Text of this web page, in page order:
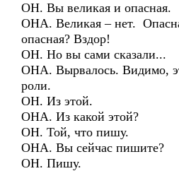
ОН. Вы великая и опасная.
ОНА. Великая – нет.
опасная? Вздор!
ОН. Но вы сами сказали...
ОНА. Вырвалось. Видимо,
роли.
ОН. Из этой.
ОНА. Из какой этой?
ОН. Той, что пишу.
ОНА. Вы сейчас пишите?
ОН. Пишу.